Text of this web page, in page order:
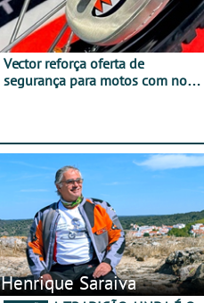
Vector reforça oferta de
segurança para motos com nova
Henrique Saraiva